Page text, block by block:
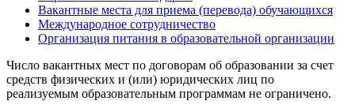
Вакантные места для приема (перевода) обучающихся
Международное сотрудничество
Организация питания в образовательной организации
Число вакантных мест по договорам об образовании за счет
средств физических и (или) юридических лиц по
реализуемым образовательным программам не ограничено.